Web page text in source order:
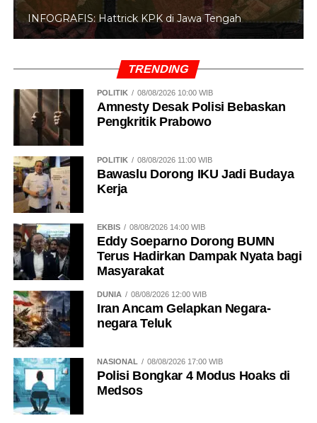
INFOGRAFIS: Hattrick KPK di Jawa Tengah
TRENDING
POLITIK 08/08/2026 10:00 WIB
Amnesty Desak Polisi Bebaskan
Pengkritik Prabowo
POLITIK 08/08/2026 11:00 WIB
Bawaslu Dorong IKU Jadi Budaya
Kerja
EKBIS 08/08/2026 14:00 WIB
Eddy Soeparno Dorong BUMN
Terus Hadirkan Dampak Nyata bagi
Masyarakat
DUNIA 08/08/2026 12:00 WIB
Iran Ancam Gelapkan Negara-
negara Teluk
NASIONAL 08/08/2026 17:00 WIB
Polisi Bongkar 4 Modus Hoaks di
Medsos